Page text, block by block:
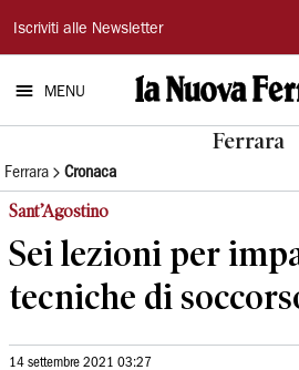
La
Nuova
Ferrara
Iscriviti alle Newsletter
MENU
Ferrara
Ferrara Cronaca
Sant’Agostino
Sei lezioni per
tecniche di
14 settembre 2021 03:27